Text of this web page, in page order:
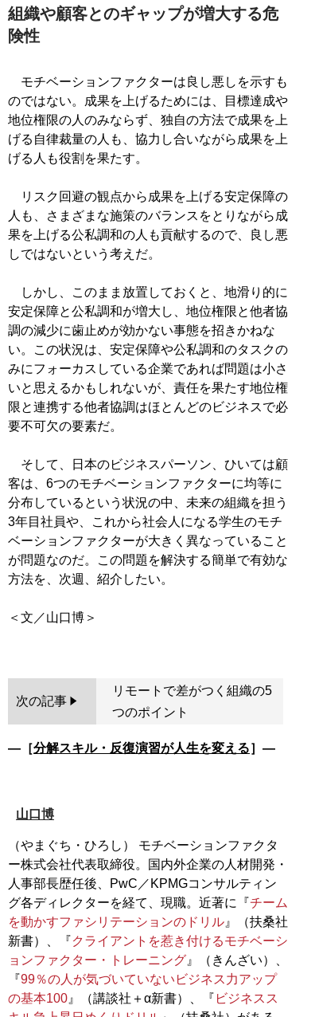
組織や顧客とのギャップが増大する危
険性
モチベーションファクターは良し悪しを示すも
のではない。成果を上げるためには、目標達成や
地位権限の人のみならず、独自の方法で成果を上
げる自律裁量の人も、協力し合いながら成果を上
げる人も役割を果たす。
リスク回避の観点から成果を上げる安定保障の
人も、さまざまな施策のバランスをとりながら成
果を上げる公私調和の人も貢献するので、良し悪
しではないという考えだ。
しかし、このまま放置しておくと、地滑り的に
安定保障と公私調和が増大し、地位権限と他者協
調の減少に歯止めが効かない事態を招きかねな
い。この状況は、安定保障や公私調和のタスクの
みにフォーカスしている企業であれば問題は小さ
いと思えるかもしれないが、責任を果たす地位権
限と連携する他者協調はほとんどのビジネスで必
要不可欠の要素だ。
そして、日本のビジネスパーソン、ひいては顧
客は、6つのモチベーションファクターに均等に
分布しているという状況の中、未来の組織を担う
3年目社員や、これから社会人になる学生のモチ
ベーションファクターが大きく異なっていること
が問題なのだ。この問題を解決する簡単で有効な
方法を、次週、紹介したい。
＜文／山口博＞
次の記事
リモートで差がつく組織の5
つのポイント
―［分解スキル・反復演習が人生を変える］―
山口博
（やまぐち・ひろし） モチベーションファクタ
ー株式会社代表取締役。国内外企業の人材開発・
人事部長歴任後、PwC／KPMGコンサルティン
グ各ディレクターを経て、現職。近著に『チーム
を動かすファシリテーションのドリル 』（扶桑社
新書）、『クライアントを惹き付けるモチベーシ
ョンファクター・トレーニング 』（きんざい）、
『99％の人が気づいていないビジネス力アップ
の基本100 』（講談社＋α新書）、『 ビジネスス